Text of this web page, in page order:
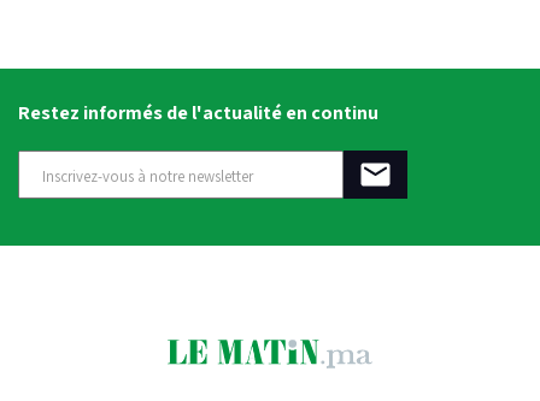
Restez informés de l'actualité en continu